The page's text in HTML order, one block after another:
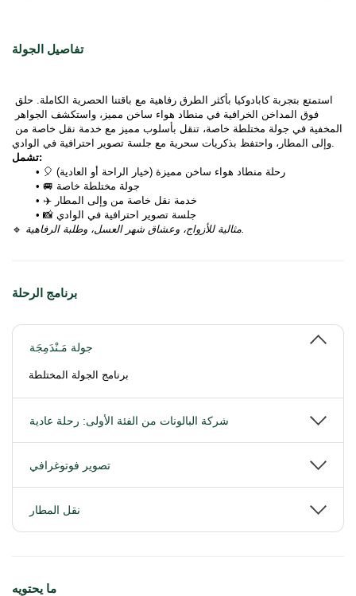
تفاصيل الجولة
وإلى المطار، واحتفظ بذكريات سحرية مع جلسة تصوير احترافية في الوادي.
تشمل:
🎈 رحلة منطاد هواء ساخن مميزة (خيار الراحة أو العادية)
🚐 جولة مختلطة خاصة
✈️ خدمة نقل خاصة من وإلى المطار
📸 جلسة تصوير احترافية في الوادي
🔹
مثالية للأزواج، وعشاق شهر العسل، وطلبة الرفاهية.
برنامج الرحلة
جولة مَـنْدَمِجَة
برنامج الجولة المختلطة
شركة البالونات من الفئة الأولى: رحلة عادية
تصوير فوتوغرافي
نقل المطار
ما يحتويه